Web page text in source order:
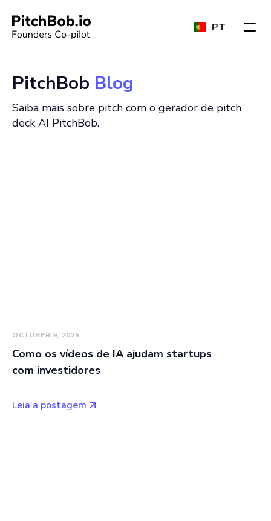
PT
PitchBob Blog
Saiba mais sobre pitch com o gerador de pitch
deck AI PitchBob.
OCTOBER 9, 2025
Como os vídeos de IA ajudam startups
com investidores
Leia a postagem